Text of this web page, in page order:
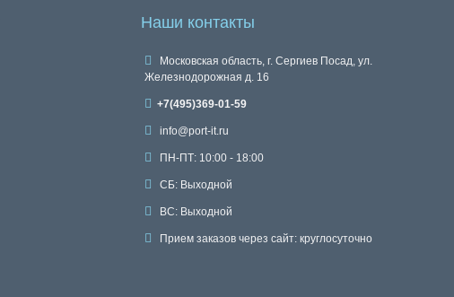
Наши контакты
Московская область, г. Сергиев Посад, ул.
Железнодорожная д. 16
+7(495)369-01-59
info@port-it.ru
ПН-ПТ: 10:00 - 18:00
СБ: Выходной
ВС: Выходной
Прием заказов через сайт: круглосуточно